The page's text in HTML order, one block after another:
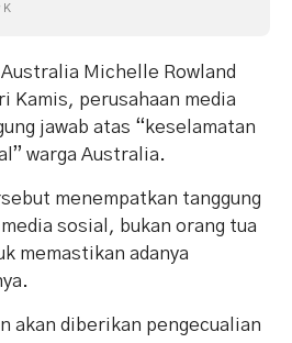
K
Michelle Rowland
Kamis, perusahaan media
jawab atas “keselamatan
warga Australia.
menempatkan tanggung
sosial, bukan orang tua
memastikan adanya
akan diberikan pengecualian